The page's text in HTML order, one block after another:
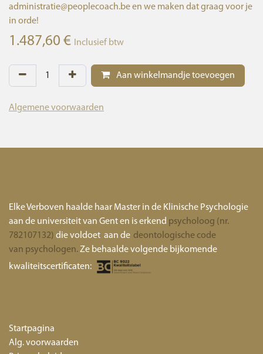
administratie@peoplecoach.be en we maken dat graag voor je
in orde!
1.487,60 € Inclusief btw
Aan winkelmandje toevoegen
Algemene voorwaarden
Elke Verboven haalde haar Master in de Klinische Psychologie
aan de universiteit van Gent en is erkend psycholoog (nr.
782107132) die voldoet aan de deontologische code
van psychologen.Ze behaalde volgende bijkomende
kwaliteitscertificaten:
Startpagina
Alg. voorwaarden